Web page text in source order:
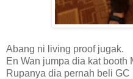
Abang ni living proof jugak.
En Wan jumpa dia kat booth
Rupanya dia pernah beli